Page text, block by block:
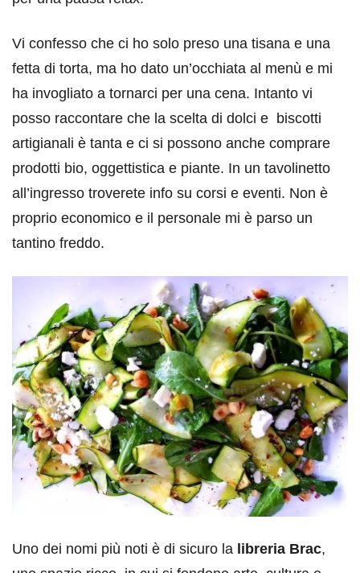
Vi confesso che ci ho solo preso una tisana e una
fetta di torta, ma ho dato un’occhiata al menù e mi
ha invogliato a tornarci per una cena. Intanto vi
posso raccontare che la scelta di dolci e biscotti
artigianali è tanta e ci si possono anche comprare
prodotti bio, oggettistica e piante. In un tavolinetto
all’ingresso troverete info su corsi e eventi. Non è
proprio economico e il personale mi è parso un
tantino freddo.
Uno dei nomi più noti è di sicuro la libreria Brac,